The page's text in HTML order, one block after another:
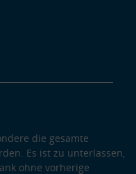
die gesamte
Es ist zu unterlassen,
ohne vorherige